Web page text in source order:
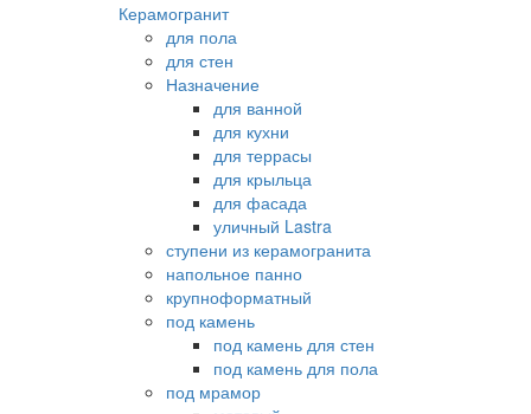
Керамогранит
для пола
для стен
Назначение
для ванной
для кухни
для террасы
для крыльца
для фасада
уличный Lastra
ступени из керамогранита
напольное панно
крупноформатный
под камень
под камень для стен
под камень для пола
под мрамор